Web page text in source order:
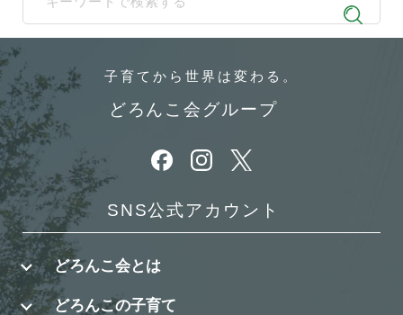
When autocomplete results are available use up and down
子育てから 世界は変わる。
どろんこ会グループ
別ウィンドウで開きます
別ウィンドウで開きます
別ウィンドウで開きます
SNS公式アカウント
どろんこ会とは
どろんこの子育て